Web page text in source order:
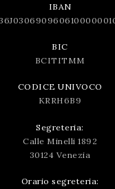
IBAN
BIC
BCITITMM
CODICE UNIVOCO
KRRH6B9
Segreteria:
Calle Minelli 1892
30124 Venezia
Orario segreteria: